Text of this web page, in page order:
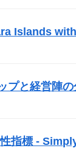
Islands
プと経営陣
指標 -